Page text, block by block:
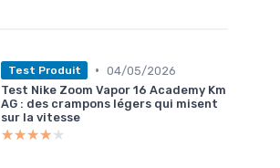
Test Produit • 04/05/2026
Test Nike Zoom Vapor 16 Academy Km
AG : des crampons légers qui misent
sur la vitesse
★★★★★
★★★★★